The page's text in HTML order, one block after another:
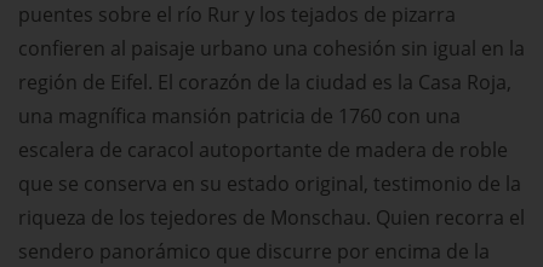
puentes sobre el río Rur y los tejados de pizarra
confieren al paisaje urbano una cohesión sin igual en la
región de Eifel. El corazón de la ciudad es la Casa Roja,
una magnífica mansión patricia de 1760 con una
escalera de caracol autoportante de madera de roble
que se conserva en su estado original, testimonio de la
riqueza de los tejedores de Monschau. Quien recorra el
sendero panorámico que discurre por encima de la